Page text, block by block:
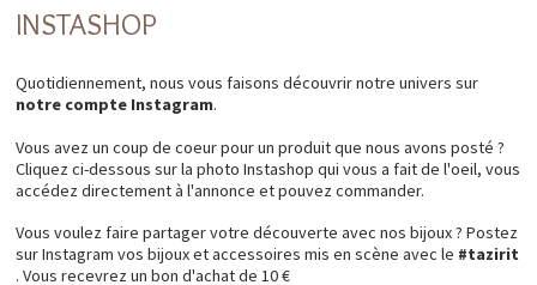
INSTASHOP
Quotidiennement, nous vous faisons découvrir notre univers sur
notre compte Instagram.
Vous avez un coup de coeur pour un produit que nous avons posté ?
Cliquez ci-dessous sur la photo Instashop qui vous a fait de l'oeil, vous
accédez directement à l'annonce et pouvez commander.
Vous voulez faire partager votre découverte avec nos bijoux ? Postez
sur Instagram vos bijoux et accessoires mis en scène avec le #tazirit
. Vous recevrez un bon d'achat de 10 €